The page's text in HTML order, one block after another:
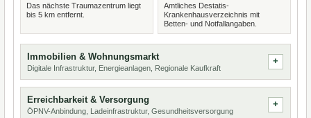
Das nächste Traumazentrum liegt
bis 5 km entfernt.
Amtliches Destatis-
Krankenhausverzeichnis mit
Betten- und Notfallangaben.
Immobilien & Wohnungsmarkt
Digitale Infrastruktur, Energieanlagen, Regionale Kaufkraft
Erreichbarkeit & Versorgung
ÖPNV-Anbindung, Ladeinfrastruktur, Gesundheitsversorgung